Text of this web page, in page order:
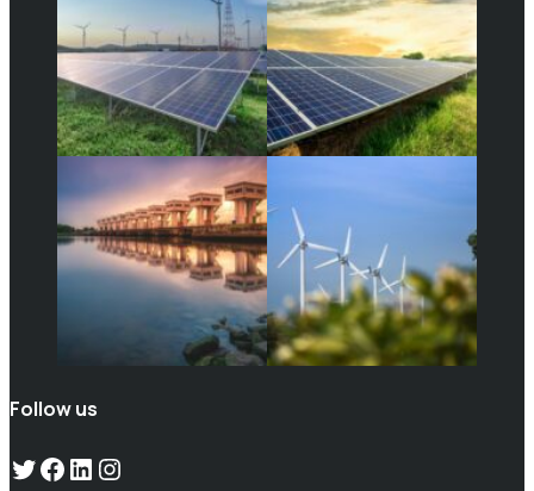
Follow us
Twitter
Facebook
LinkedIn
Instagram